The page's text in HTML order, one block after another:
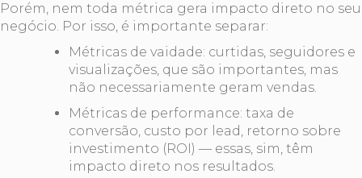
Porém, nem toda métrica gera impacto direto no seu
negócio. Por isso, é importante separar:
Métricas de vaidade: curtidas, seguidores e
visualizações, que são importantes, mas
não necessariamente geram vendas.
Métricas de performance: taxa de
conversão, custo por lead, retorno sobre
investimento (ROI) — essas, sim, têm
impacto direto nos resultados.